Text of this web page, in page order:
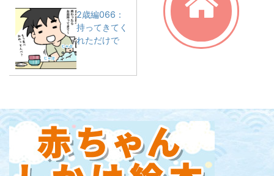
2歳編066：
持ってきてく
れただけで